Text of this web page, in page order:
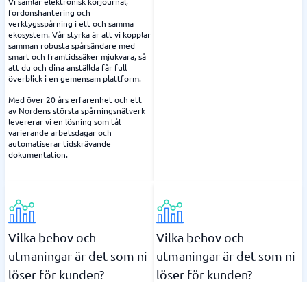
fordonshantering och
verktygsspårning i ett och samma
ekosystem. Vår styrka är att vi kopplar
samman robusta spårsändare med
smart och framtidssäker mjukvara, så
att du och dina anställda får full
överblick i en gemensam plattform.
Med över 20 års erfarenhet och ett
av Nordens största spårningsnätverk
levererar vi en lösning som tål
varierande arbetsdagar och
automatiserar tidskrävande
dokumentation.
Vilka behov och
utmaningar är det som ni
löser för kunden?
Vilka behov och
utmaningar är det som ni
löser för kunden?